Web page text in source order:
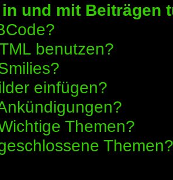
und mit Beiträgen
benutzen?
einfügen?
Themen?
Themen?